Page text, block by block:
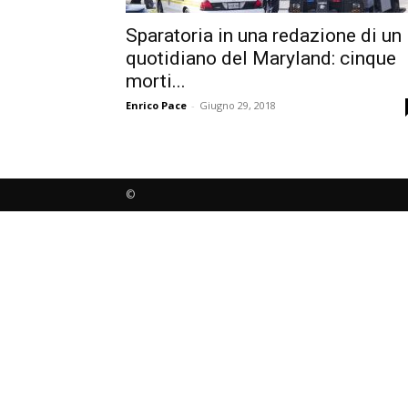
Sparatoria in una redazione di un
quotidiano del Maryland: cinque
morti...
Enrico Pace - Giugno 29, 2018
©